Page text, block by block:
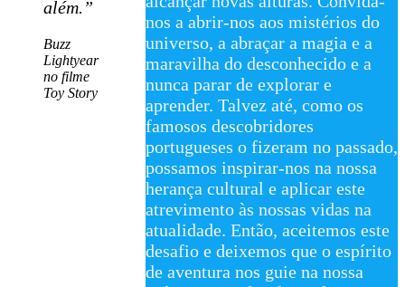
além.”
Buzz
Lightyear
no filme
Toy Story
nos a abrir-nos aos mistérios do
universo, a abraçar a magia e a
maravilha do desconhecido e a
nunca parar de explorar e
aprender. Talvez até, como os
famosos descobridores
portugueses o fizeram no passado,
possamos inspirar-nos na nossa
herança cultural e aplicar este
atrevimento às nossas vidas na
atualidade. Então, aceitemos este
desafio e deixemos que o espírito
de aventura nos guie na nossa